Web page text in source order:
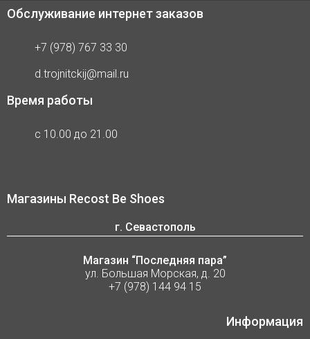
Обслуживание интернет заказов
+7 (978) 767 33 30
d.trojnitckij@mail.ru
Время работы
с 10.00 до 21.00
Магазины Recost Be Shoes
г. Севастополь
Магазин “Последняя пара”
ул. Большая Морская, д. 20
+7 (978) 144 94 15
Информация